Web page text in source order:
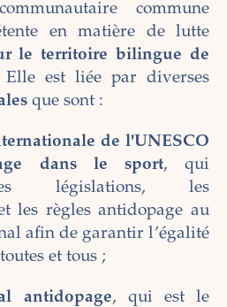
commune
en matière de lutte
le territoire bilingue de
Elle est liée par diverses
que sont :
de l'UNESCO
dans le sport, qui
législations, les
les règles antidopage au
afin de garantir l’égalité
et tous ;
antidopage, qui est le